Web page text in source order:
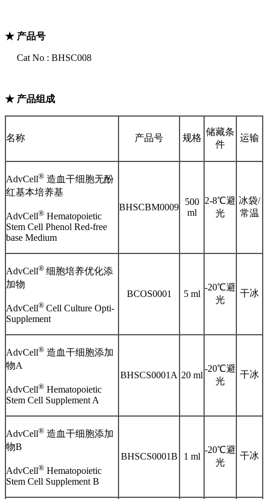
★ 产品号
Cat No : BHSC008
★ 产品组成
名称 产品号 规格
储藏条
件
运输
AdvCell® 造血干细胞无酚
红基本培养基
AdvCell® Hematopoietic
Stem Cell Phenol Red-free
base Medium
BHSCBM0009
500
ml
2-8℃避
光
冰袋/
常温
AdvCell® 细胞培养优化添
加物
AdvCell® Cell Culture Opti-
Supplement
BCOS0001 5 ml
-20℃避
光
干冰
AdvCell® 造血干细胞添加
物A
AdvCell® Hematopoietic
Stem Cell Supplement A
BHSCS0001A 20 ml
-20℃避
光
干冰
AdvCell® 造血干细胞添加
物B
AdvCell® Hematopoietic
Stem Cell Supplement B
BHSCS0001B 1 ml
-20℃避
光
干冰